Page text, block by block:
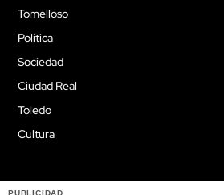
Tomelloso
Política
Sociedad
Ciudad Real
Toledo
Cultura
PUBLICIDAD